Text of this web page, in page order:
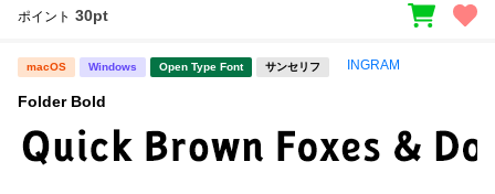
ポイント 30pt
macOS Windows Open Type Font サンセリフ INGRAM
Folder Bold